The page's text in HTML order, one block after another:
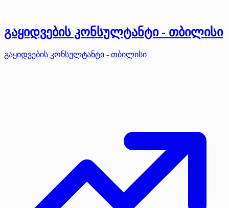
გაყიდვების კონსულტანტი - თბილისი
გაყიდვების კონსულტანტი - თბილისი